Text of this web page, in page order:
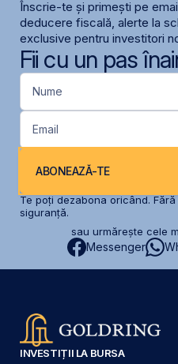
Înscrie-te și primești pe
deducere fiscală, alerte la
exclusive pentru investitori
Fii cu un pas
Nume
Email
ABONEAZĂ-TE
Te poți dezabona oricând. Fără
siguranță.
sau urmărește cele
Messenger
INVESTIȚII LA BURSA